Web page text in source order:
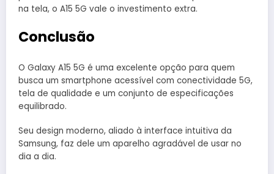
na tela, o A15 5G vale o investimento extra.
Conclusão
O Galaxy A15 5G é uma excelente opção para quem
busca um smartphone acessível com conectividade 5G,
tela de qualidade e um conjunto de especificações
equilibrado.
Seu design moderno, aliado à interface intuitiva da
Samsung, faz dele um aparelho agradável de usar no
dia a dia.